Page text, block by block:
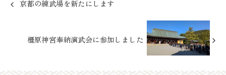
京都の練武場を新たにします
橿原神宮奉納演武会に参加しました